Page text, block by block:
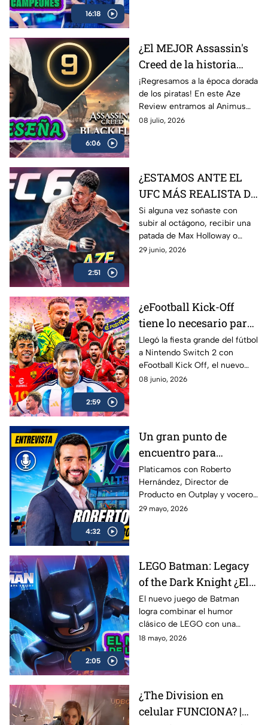
16:18
Latinoamérica.
6:06
¿El MEJOR Assassin's
Creed de la historia
regresó? 🏴‍☠️ | Reseña
Black Flag Resynced |
AZE Review
¡Regresamos a la época dorada
de los piratas! En este Aze
Review entramos al Animus
para analizar a fondo
08 julio, 2026
2:51
¿ESTAMOS ANTE EL
UFC MÁS REALISTA DE
LA HISTORIA? EA
Sports UFC 6 | AZE
Review
Si alguna vez soñaste con
subir al octágono, recibir una
patada de Max Holloway o
Islam Makhachev y sobrevivir
29 junio, 2026
2:59
¿eFootball Kick-Off
tiene lo necesario para
marcar el gol de la
temporada? | AZE
Review
Llegó la fiesta grande del fútbol
a Nintendo Switch 2 con
eFootball Kick Off, el nuevo
juego de Konami que busca
08 junio, 2026
4:32
Un gran punto de
encuentro para
conectar con más
gamers | Entrevista con
Roberto Hernández
Platicamos con Roberto
Hernández, Director de
Producto en Outplay y vocero
de Alternia, sobre el
cómo Alternia busca redefinir
el entretenimiento para las
nuevas generaciones
29 mayo, 2026
2:05
LEGO Batman: Legacy
of the Dark Knight ¿El
mejor de la franqucia? |
AZE REVIEW
El nuevo juego de Batman
logra combinar el humor
clásico de LEGO con una
aventura llena de acción,
18 mayo, 2026
¿The Division en
celular FUNCIONA? |